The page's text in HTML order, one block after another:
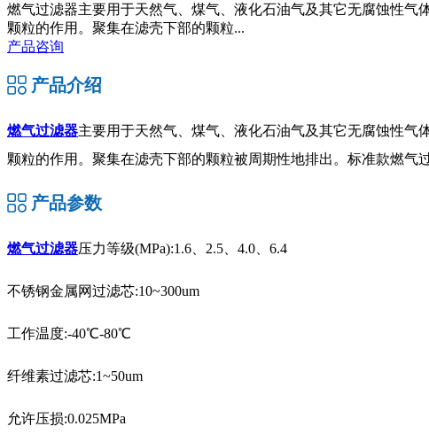
燃气过滤器主要用于天然气、煤气、液化石油气及其它无腐蚀性
颗粒的作用。聚集在滤壳下部的颗粒...
产品咨询
产品介绍
燃气过滤器主要用于天然气、煤气、液化石油气及其它无腐蚀性
颗粒的作用。聚集在滤壳下部的颗粒被周期性地排出。标准款燃气
产品参数
燃气过滤器压力等级(MPa):1.6、2.5、4.0、6.4
不锈钢金属网过滤芯:10~300um
工作温度:-40℃-80℃
纤维素过滤芯:1~50um
允许压损:0.025MPa